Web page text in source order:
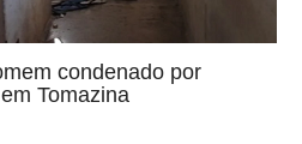
condenado por
Tomazina